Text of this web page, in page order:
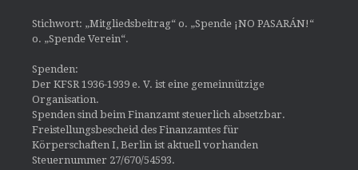
Stichwort: „Mitgliedsbeitrag“ o. „Spende ¡NO PASARÁN!“
o. „Spende Verein“.
Spenden:
Der KFSR 1936-1939 e. V. ist eine gemeinnützige
Organisation.
Spenden sind beim Finanzamt steuerlich absetzbar.
Freistellungsbescheid des Finanzamtes für
Körperschaften I, Berlin ist aktuell vorhanden
Steuernummer 27/670/54593.